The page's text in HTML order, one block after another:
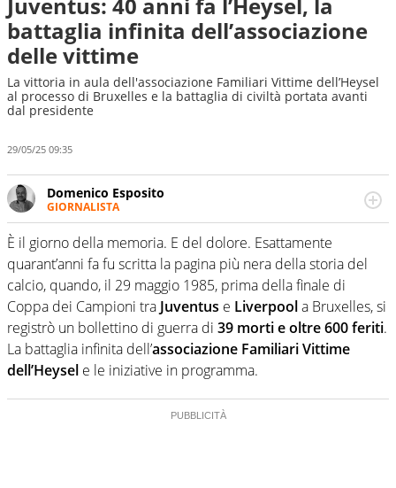
battaglia infinita dell’associazione
delle vittime
La vittoria in aula dell'associazione Familiari Vittime dell’Heysel
al processo di Bruxelles e la battaglia di civiltà portata avanti
dal presidente
29/05/25 09:35
Domenico Esposito
GIORNALISTA
Da vent’anni in campo e sul campo per vivere ogni evento
in tutte le sue sfaccettature. Passione smisurata per il
calcio e per la sfera di cuoio. Il pallone è una cosa
serissima, guai a dirgli di no
È il giorno della memoria. E del dolore. Esattamente
quarant’anni fa fu scritta la pagina più nera della storia del
calcio, quando, il 29 maggio 1985, prima della finale di
Coppa dei Campioni tra Juventus e Liverpoola Bruxelles, si
registrò un bollettino di guerra di 39 morti e oltre 600 feriti.
La battaglia infinita dell’associazione Familiari Vittime
dell’Heysel e le iniziative in programma.